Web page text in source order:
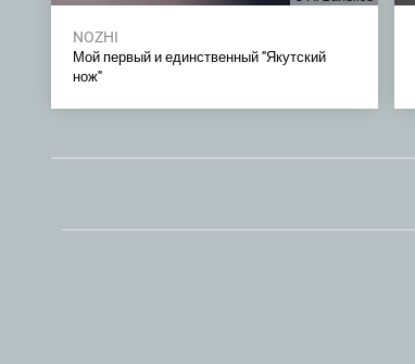
NOZHI
Мой первый и единственный "Якутский
нож"